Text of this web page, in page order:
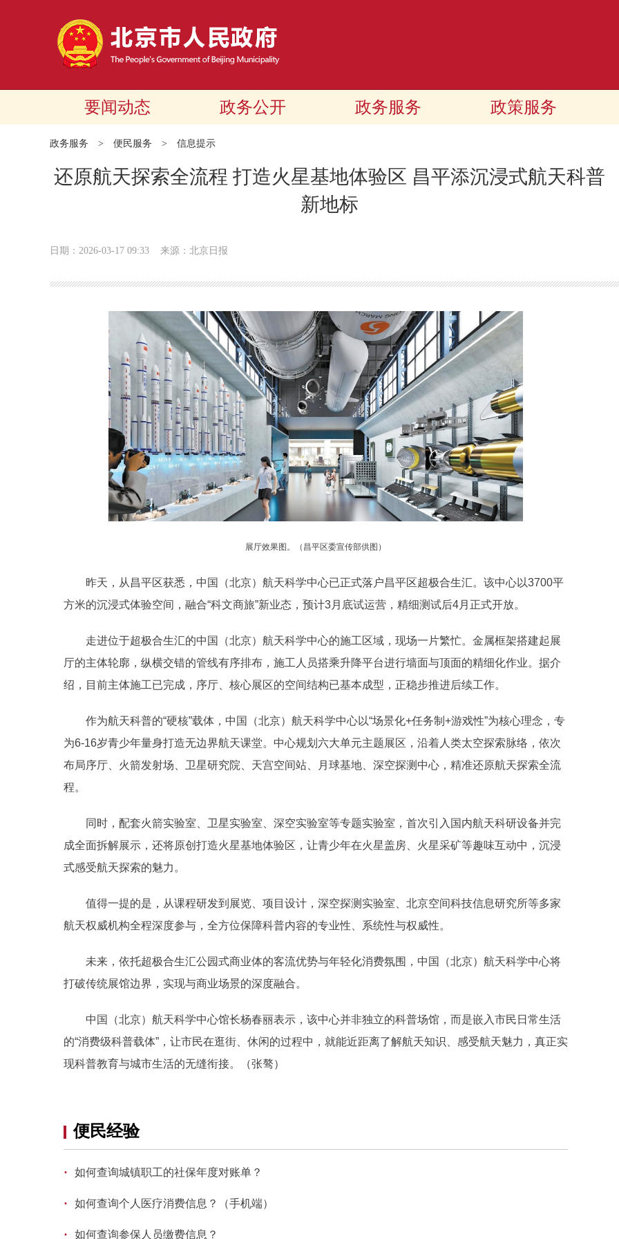
要闻动态 政务公开 政务服务 政策服务
政务服务 > 便民服务 > 信息提示
还原航天探索全流程 打造火星基地体验区 昌平添沉浸式航天科普
新地标
日期：2026-03-17 09:33 来源：北京日报
展厅效果图。（昌平区委宣传部供图）
昨天，从昌平区获悉，中国（北京）航天科学中心已正式落户昌平区超极合生汇。该中心以3700平
方米的沉浸式体验空间，融合“科文商旅”新业态，预计3月底试运营，精细测试后4月正式开放。
走进位于超极合生汇的中国（北京）航天科学中心的施工区域，现场一片繁忙。金属框架搭建起展
厅的主体轮廓，纵横交错的管线有序排布，施工人员搭乘升降平台进行墙面与顶面的精细化作业。据介
绍，目前主体施工已完成，序厅、核心展区的空间结构已基本成型，正稳步推进后续工作。
作为航天科普的“硬核”载体，中国（北京）航天科学中心以“场景化+任务制+游戏性”为核心理念，专
为6-16岁青少年量身打造无边界航天课堂。中心规划六大单元主题展区，沿着人类太空探索脉络，依次
布局序厅、火箭发射场、卫星研究院、天宫空间站、月球基地、深空探测中心，精准还原航天探索全流
程。
同时，配套火箭实验室、卫星实验室、深空实验室等专题实验室，首次引入国内航天科研设备并完
成全面拆解展示，还将原创打造火星基地体验区，让青少年在火星盖房、火星采矿等趣味互动中，沉浸
式感受航天探索的魅力。
值得一提的是，从课程研发到展览、项目设计，深空探测实验室、北京空间科技信息研究所等多家
航天权威机构全程深度参与，全方位保障科普内容的专业性、系统性与权威性。
未来，依托超极合生汇公园式商业体的客流优势与年轻化消费氛围，中国（北京）航天科学中心将
打破传统展馆边界，实现与商业场景的深度融合。
中国（北京）航天科学中心馆长杨春丽表示，该中心并非独立的科普场馆，而是嵌入市民日常生活
的“消费级科普载体”，让市民在逛街、休闲的过程中，就能近距离了解航天知识、感受航天魅力，真正实
现科普教育与城市生活的无缝衔接。（张骜）
便民经验
· 如何查询城镇职工的社保年度对账单？
· 如何查询个人医疗消费信息？（手机端）
· 如何查询参保人员缴费信息？